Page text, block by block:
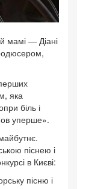
мамі — Діані
яка
біль і
уперше».
піснею і
в Києві:
пісню і